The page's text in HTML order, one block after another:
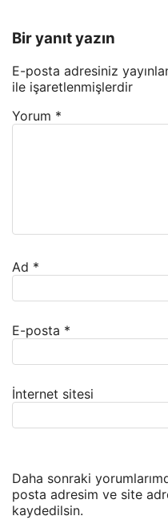
Bir yanıt yazın
E-posta adresiniz
ile işaretlenmişlerdir
Yorum *
Ad *
E-posta *
İnternet sitesi
Daha sonraki
posta adresim ve site
kaydedilsin.